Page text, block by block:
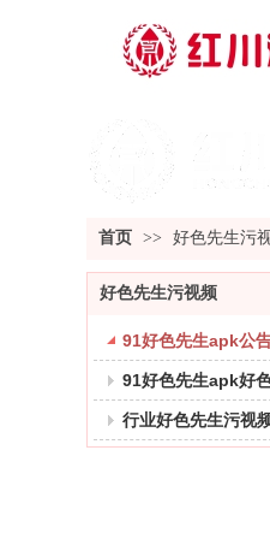
首页 >> 好色先生污
好色先生污视频
91好色先生apk公
91好色先生apk好
行业好色先生污视